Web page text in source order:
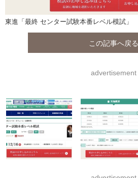
東進「最終 センター試験本番レベル模試」
この記事へ戻る
advertisement